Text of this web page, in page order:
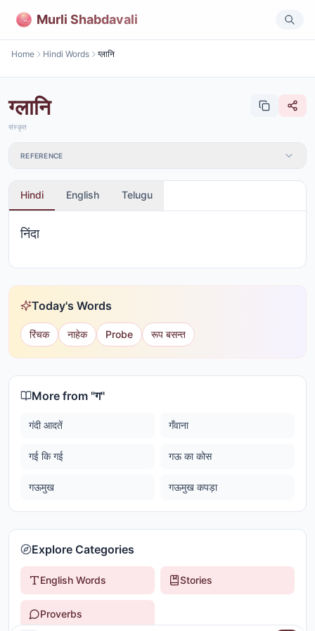
Murli Shabdavali
Home Hindi Words ग्लानि
ग्लानि
संस्कृत
REFERENCE
Hindi English Telugu
निंदा
Today's Words
रिंचक नाहेक Probe रूप बसन्त
More from "ग"
गंदी आदतें गँवाना
गई कि गई गऊ का कोस
गऊमुख गऊमुख कपड़ा
Explore Categories
English Words Stories
Proverbs